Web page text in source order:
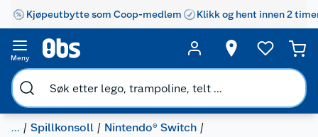
Kjøpeutbytte som Coop-medlem Klikk og hent innen 2
Meny
... Spillkonsoll
Nintendo® Switch